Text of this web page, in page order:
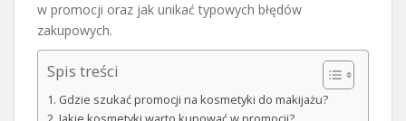
w promocji oraz jak unikać typowych błędów
zakupowych.
Spis treści
Gdzie szukać promocji na kosmetyki do makijażu?